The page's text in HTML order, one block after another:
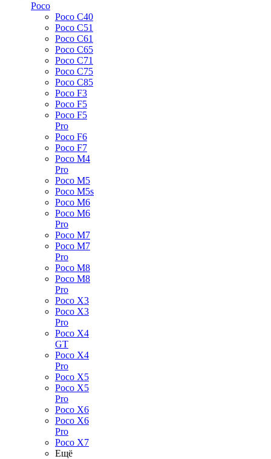
Poco
Poco C40
Poco C51
Poco C61
Poco C65
Poco C71
Poco C75
Poco C85
Poco F3
Poco F5
Poco F5
Pro
Poco F6
Poco F7
Poco M4
Pro
Poco M5
Poco M5s
Poco M6
Poco M6
Pro
Poco M7
Poco M7
Pro
Poco M8
Poco M8
Pro
Poco X3
Poco X3
Pro
Poco X4
GT
Poco X4
Pro
Poco X5
Poco X5
Pro
Poco X6
Poco X6
Pro
Poco X7
Ещё